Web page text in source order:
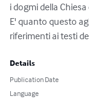
i dogmi della
E' quanto questo
riferimenti ai testi
Details
Publication Date
Language